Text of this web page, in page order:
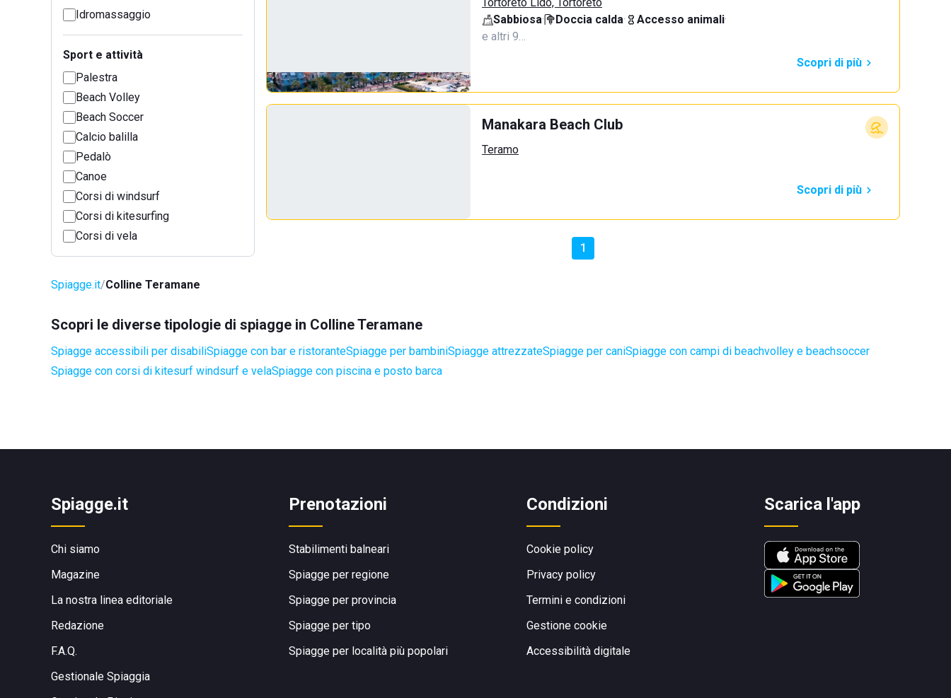
Idromassaggio
Sport e attività
Palestra
Beach Volley
Beach Soccer
Calcio balilla
Pedalò
Canoe
Corsi di windsurf
Corsi di kitesurfing
Corsi di vela
Sabbiosa· Doccia calda· Accesso animali·
e altri 9…
Scopri di più
Manakara Beach Club
Teramo
Scopri di più
1
Spiagge.it Colline Teramane
Scopri le diverse tipologie di spiagge in Colline Teramane
Spiagge accessibili per disabiliSpiagge con bar e ristoranteSpiagge per bambiniSpiagge attrezzateSpiagge per caniSpiagge con campi di beachvolley e beachsoccer
Spiagge con corsi di kitesurf windsurf e velaSpiagge con piscina e posto barca
Spiagge.it
Chi siamo
Magazine
La nostra linea editoriale
Redazione
F.A.Q.
Gestionale Spiaggia
Prenotazioni
Stabilimenti balneari
Spiagge per regione
Spiagge per provincia
Spiagge per tipo
Spiagge per località più popolari
Condizioni
Cookie policy
Privacy policy
Termini e condizioni
Gestione cookie
Accessibilità digitale
Scarica l'app